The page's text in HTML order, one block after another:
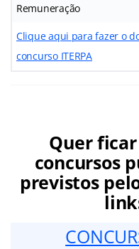
Remuneração
Clique aqui para fazer o
concurso ITERPA
Quer
concursos
previstos